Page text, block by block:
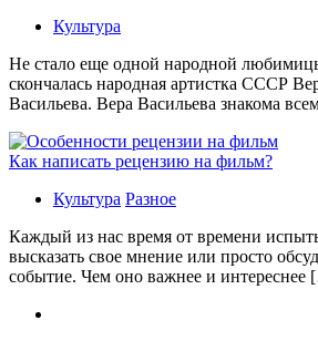
Культура
Не стало еще одной народной
скончалась народная артистка СССР
Васильева. Вера Васильева знакома
Как написать рецензию на фильм?
Культура Разное
Каждый из нас время от времени
высказать свое мнение или просто
событие. Чем оно важнее и